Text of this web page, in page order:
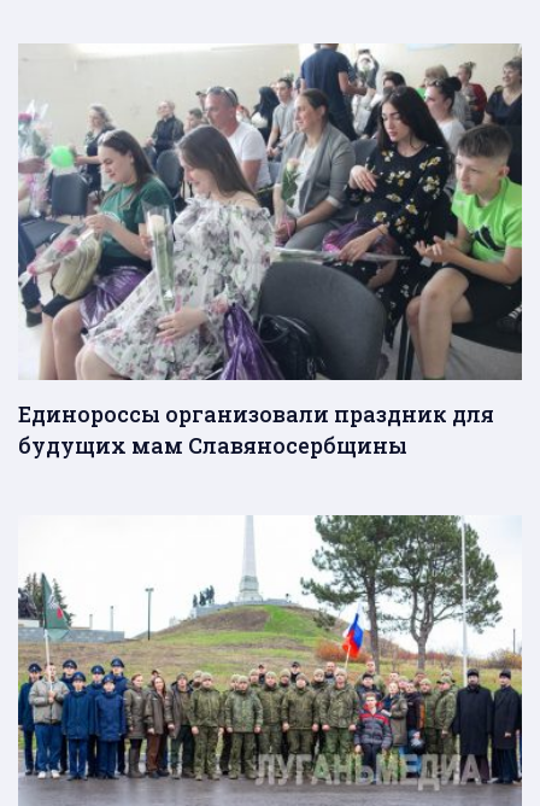
Единороссы организовали праздник для
будущих мам Славяносербщины